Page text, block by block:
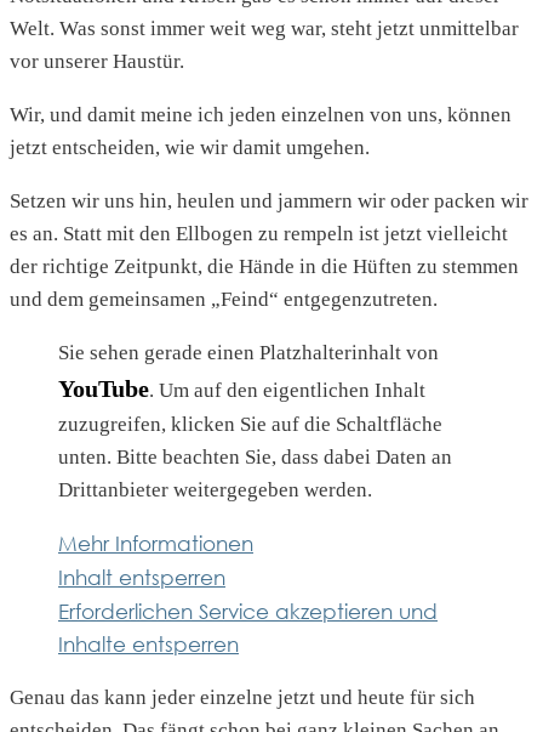
Welt. Was sonst immer weit weg war, steht jetzt unmittelbar
vor unserer Haustür.
Wir, und damit meine ich jeden einzelnen von uns, können
jetzt entscheiden, wie wir damit umgehen.
Setzen wir uns hin, heulen und jammern wir oder packen wir
es an. Statt mit den Ellbogen zu rempeln ist jetzt vielleicht
der richtige Zeitpunkt, die Hände in die Hüften zu stemmen
und dem gemeinsamen „Feind“ entgegenzutreten.
Sie sehen gerade einen Platzhalterinhalt von
YouTube. Um auf den eigentlichen Inhalt
zuzugreifen, klicken Sie auf die Schaltfläche
unten. Bitte beachten Sie, dass dabei Daten an
Drittanbieter weitergegeben werden.
Mehr Informationen
Inhalt entsperren
Erforderlichen Service akzeptieren und
Inhalte entsperren
Genau das kann jeder einzelne jetzt und heute für sich